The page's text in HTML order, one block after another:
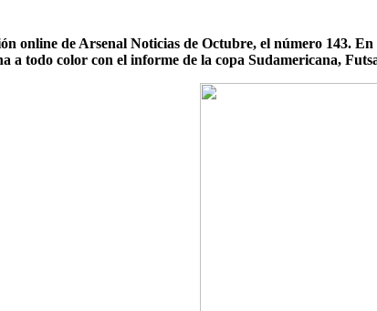
online de Arsenal Noticias de Octubre, el número 143.
a todo color con el informe de la copa Sudamericana,